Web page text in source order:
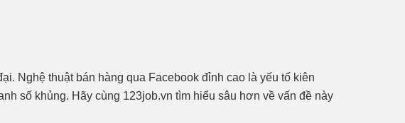
Nghệ thuật bán hàng qua Facebook đỉnh cao là yếu tố kiên
số khủng. Hãy cùng 123job.vn tìm hiểu sâu hơn về vấn đề này